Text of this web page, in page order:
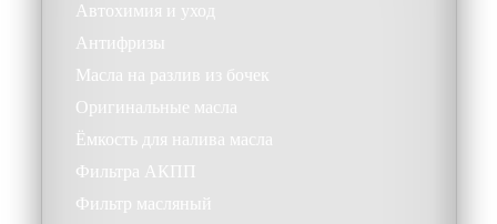
Автохимия и уход
Антифризы
Масла на разлив из бочек
Оригинальные масла
Ёмкость для налива масла
Фильтра АКПП
Фильтр масляный